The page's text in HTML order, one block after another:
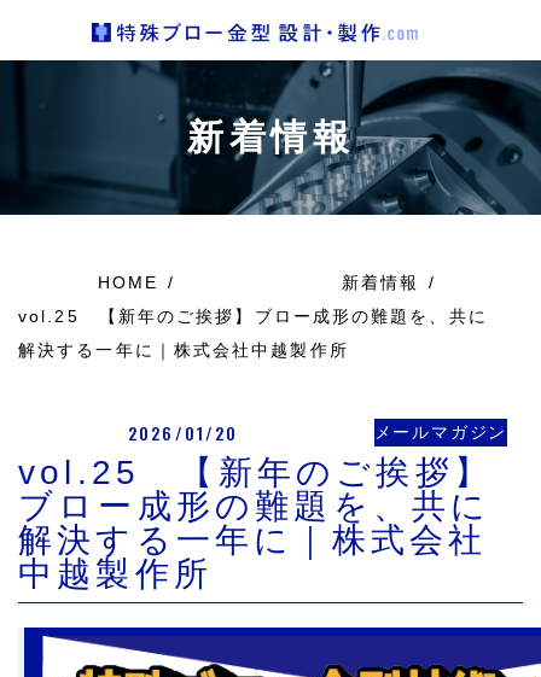
新着情報
HOME
新着情報
vol.25 【新年のご挨拶】ブロー成形の難題を、共に
解決する一年に｜株式会社中越製作所
2026/01/20 メールマガジン
vol.25 【新年のご挨拶】
ブロー成形の難題を、共に
解決する一年に｜株式会社
中越製作所